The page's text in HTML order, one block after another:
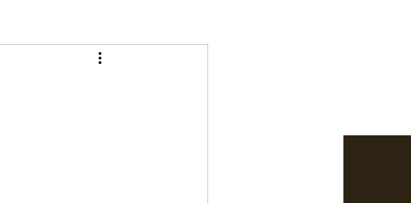
actors gallery